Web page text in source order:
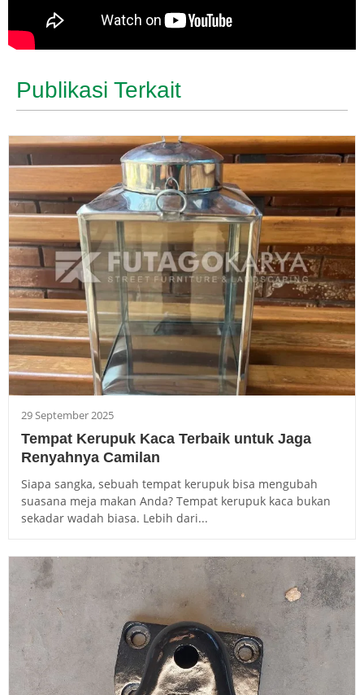
Publikasi Terkait
29 September 2025
Tempat Kerupuk Kaca Terbaik untuk Jaga
Renyahnya Camilan
Siapa sangka, sebuah tempat kerupuk bisa mengubah
suasana meja makan Anda? Tempat kerupuk kaca bukan
sekadar wadah biasa. Lebih dari...